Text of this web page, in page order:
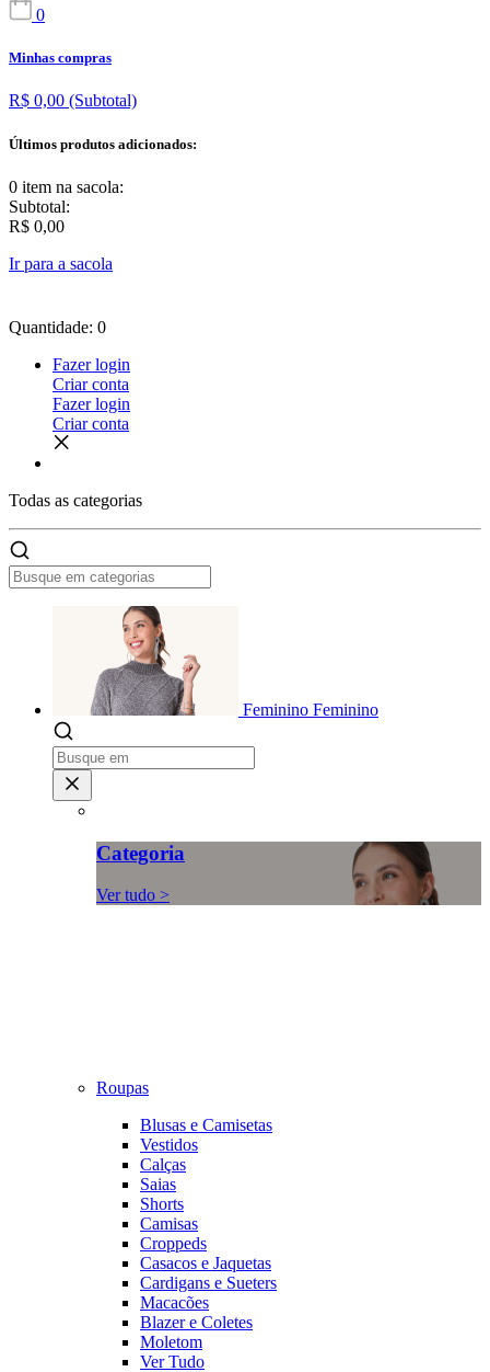
0
Minhas compras
R$ 0,00 (Subtotal)
Últimos produtos adicionados:
0 item na sacola:
Subtotal:
R$ 0,00
Ir para a sacola
Quantidade: 0
Fazer login
Criar conta
Fazer login
Criar conta
Todas as categorias
Feminino Feminino
Categoria
Ver tudo >
Roupas
Blusas e Camisetas
Vestidos
Calças
Saias
Shorts
Camisas
Croppeds
Casacos e Jaquetas
Cardigans e Sueters
Macacões
Blazer e Coletes
Moletom
Ver Tudo